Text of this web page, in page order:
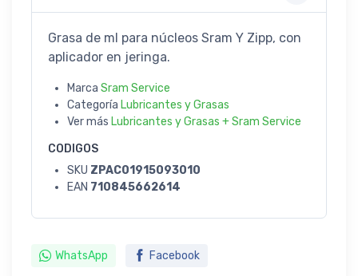
Grasa de ml para núcleos Sram Y Zipp, con
aplicador en jeringa.
Marca Sram Service
Categoría Lubricantes y Grasas
Ver más Lubricantes y Grasas + Sram Service
CODIGOS
SKU ZPAC01915093010
EAN 710845662614
WhatsApp Facebook